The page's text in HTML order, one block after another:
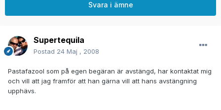
Svara i ämne
Supertequila
Postad 24 Maj , 2008
Pastafazool som på egen begäran är avstängd, har kontaktat mig
och vill att jag framför att han gärna vill att hans avstängning
upphävs.